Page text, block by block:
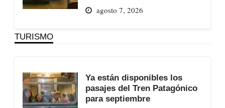
agosto 7, 2026
TURISMO
Ya están disponibles los
pasajes del Tren Patagónico
para septiembre